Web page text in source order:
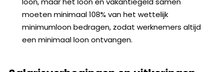
moeten minimaal 108% van het wettelijk
minimumloon bedragen, zodat werknemers altijd
een minimaal loon ontvangen.